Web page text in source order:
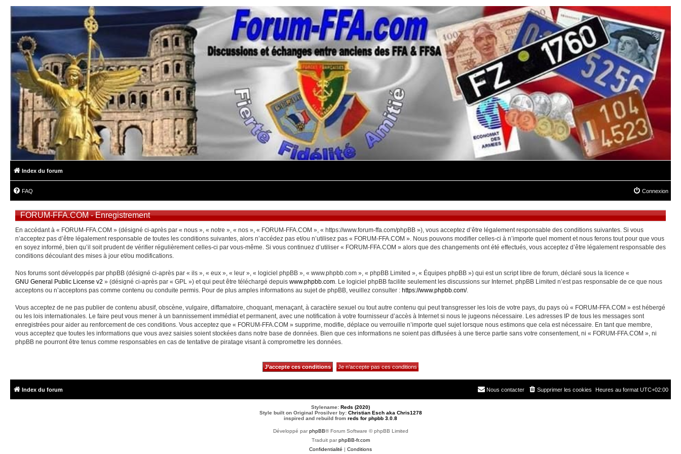
Index du forum
FAQ Connexion
FORUM-FFA.COM - Enregistrement
En accédant à « FORUM-FFA.COM » (désigné ci-après par « nous », « notre », « nos », « FORUM-FFA.COM », « https://www.forum-ffa.com/phpBB »), vous acceptez d’être légalement responsable des conditions suivantes. Si vous
n’acceptez pas d’être légalement responsable de toutes les conditions suivantes, alors n’accédez pas et/ou n’utilisez pas « FORUM-FFA.COM ». Nous pouvons modifier celles-ci à n’importe quel moment et nous ferons tout pour que vous
en soyez informé, bien qu’il soit prudent de vérifier régulièrement celles-ci par vous-même. Si vous continuez d’utiliser « FORUM-FFA.COM » alors que des changements ont été effectués, vous acceptez d’être légalement responsable des
conditions découlant des mises à jour et/ou modifications.
Nos forums sont développés par phpBB (désigné ci-après par « ils », « eux », « leur », « logiciel phpBB », « www.phpbb.com », « phpBB Limited », « Équipes phpBB ») qui est un script libre de forum, déclaré sous la licence «
GNU General Public License v2 » (désigné ci-après par « GPL ») et qui peut être téléchargé depuis www.phpbb.com. Le logiciel phpBB facilite seulement les discussions sur Internet. phpBB Limited n’est pas responsable de ce que nous
acceptons ou n’acceptons pas comme contenu ou conduite permis. Pour de plus amples informations au sujet de phpBB, veuillez consulter : https://www.phpbb.com/.
Vous acceptez de ne pas publier de contenu abusif, obscène, vulgaire, diffamatoire, choquant, menaçant, à caractère sexuel ou tout autre contenu qui peut transgresser les lois de votre pays, du pays où « FORUM-FFA.COM » est hébergé
ou les lois internationales. Le faire peut vous mener à un bannissement immédiat et permanent, avec une notification à votre fournisseur d’accès à Internet si nous le jugeons nécessaire. Les adresses IP de tous les messages sont
enregistrées pour aider au renforcement de ces conditions. Vous acceptez que « FORUM-FFA.COM » supprime, modifie, déplace ou verrouille n’importe quel sujet lorsque nous estimons que cela est nécessaire. En tant que membre,
vous acceptez que toutes les informations que vous avez saisies soient stockées dans notre base de données. Bien que ces informations ne soient pas diffusées à une tierce partie sans votre consentement, ni « FORUM-FFA.COM », ni
phpBB ne pourront être tenus comme responsables en cas de tentative de piratage visant à compromettre les données.
Index du forum Heures au format UTC+02:00
Supprimer les cookies
Nous contacter
Stylename: Reds (2020)
Style built on Original Prosilver by: Christian Esch aka Chris1278
inspired and rebuild from reds for phpbb 3.0.8
Développé parphpBB® Forum Software © phpBB Limited
Traduit parphpBB-fr.com
Confidentialité | Conditions